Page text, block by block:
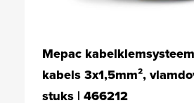
Mepac
kabels 3x1,5mm²,
stuks | 466212